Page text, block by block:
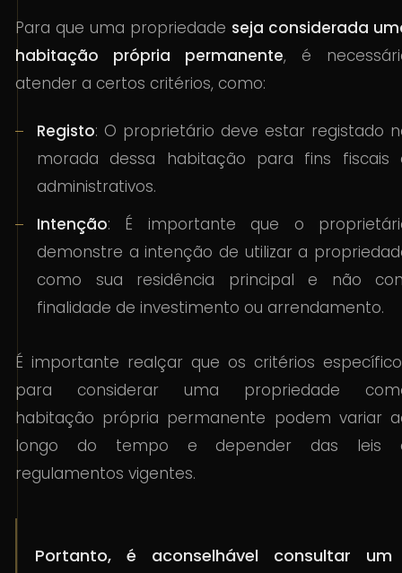
Para que uma propriedade seja considerada
habitação própria permanente, é
atender a certos critérios, como:
Registo: O proprietário deve estar registado
morada dessa habitação para fins fiscais
administrativos.
Intenção: É importante que o
demonstre a intenção de utilizar a
como sua residência principal e não
finalidade de investimento ou arrendamento.
É importante realçar que os critérios
para considerar uma propriedade
habitação própria permanente podem variar
longo do tempo e depender das leis
regulamentos vigentes.
Portanto, é aconselhável consultar um